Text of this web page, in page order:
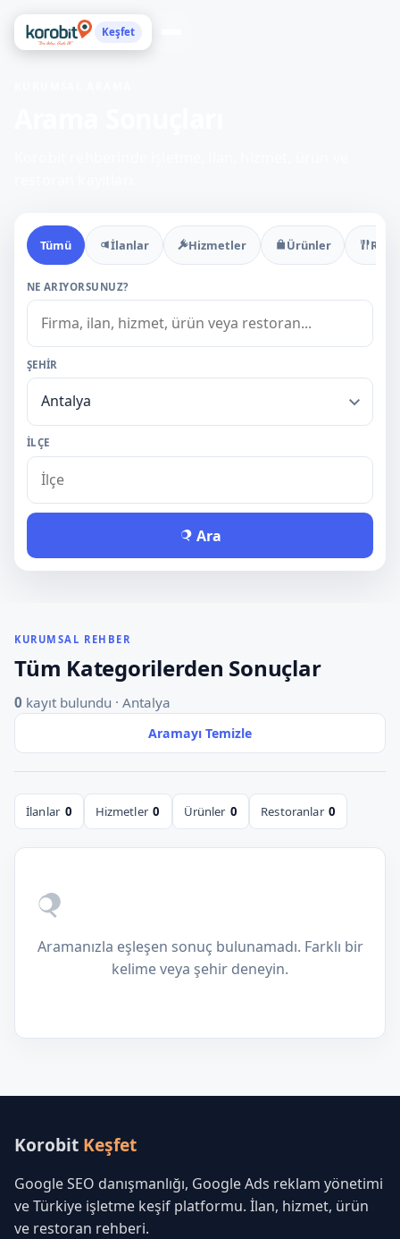
Keşfet
Tümü İlanlar Hizmetler Ürünler
NE ARIYORSUNUZ?
ŞEHIR
İLÇE
Ara
KURUMSAL REHBER
Tüm Kategorilerden Sonuçlar
0 kayıt bulundu · Antalya
Aramayı Temizle
İlanlar 0 Hizmetler 0 Ürünler 0 Restoranlar 0
Aramanızla eşleşen sonuç bulunamadı. Farklı bir
kelime veya şehir deneyin.
Korobit Keşfet
Google SEO danışmanlığı, Google Ads reklam yönetimi
ve Türkiye işletme keşif platformu. İlan, hizmet, ürün
ve restoran rehberi.